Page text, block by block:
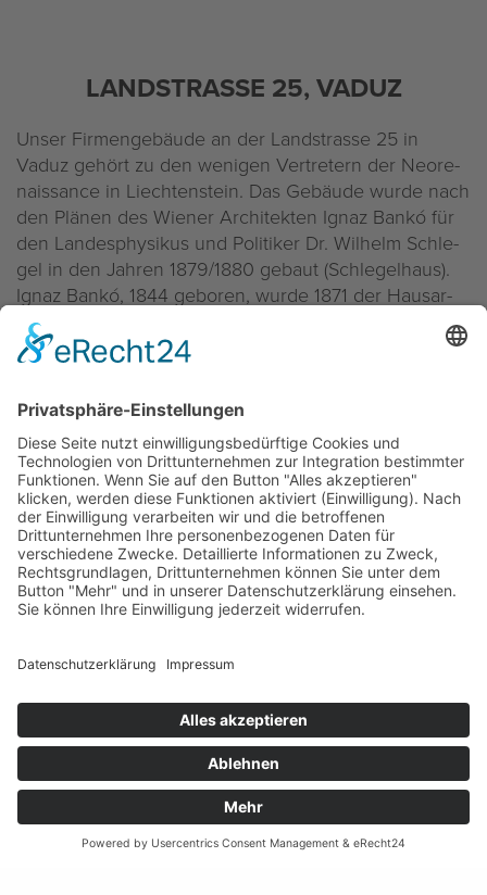
LAND­STRAS­SE 25, VADUZ
Unser Fir­men­ge­bäu­de an der Land­stras­se 25 in
Vaduz ge­hört zu den we­ni­gen Ver­tre­tern der Neo­re­
nais­sance in Liech­ten­stein. Das Ge­bäu­de wurde nach
den Plä­nen des Wie­ner Ar­chi­tek­ten Ignaz Bankó für
den Lan­des­phy­si­kus und Po­li­ti­ker Dr. Wil­helm Schle­
gel in den Jah­ren 1879/1880 ge­baut (Schle­gel­haus).
Ignaz Bankó, 1844 ge­bo­ren, wurde 1871 der Haus­ar­
chi­tekt des Fürs­ten Jo­hann II. von und zu Liech­ten­
stein. Durch die Ehe mit He­le­ne Haus von Hau­sen,
Haus von Hau­sen, kam Bankó nach Liech­ten­stein
und wurde 1881 Bür­ger von Vaduz. Er hatte die Lei­
tung beim Bau der Pfarr­kir­che St. Flo­rin inne, beim in­
zwi­schen rück­ge­bau­ten höl­zer­nen Ve­ran­da­vor­bau
des Gast­hofs «Löwen» sowie beim fürst­li­chen Ab­stei­
ge­quar­tier (alle drei in Vaduz). Auch der Umbau der
Burg War­ten­stein in Nie­der­ös­ter­reich im Jahr 1881
geht auf Bankó zu­rück.